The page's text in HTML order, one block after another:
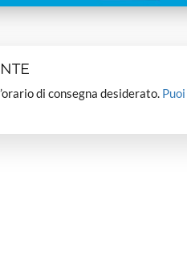
di consegna desiderato. Puoi